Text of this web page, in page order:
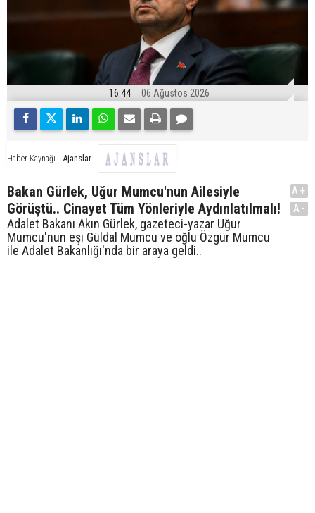
16:44 06 Ağustos 2026
Haber Kaynağı Ajanslar
Bakan Gürlek, Uğur Mumcu'nun Ailesiyle
Görüştü.. Cinayet Tüm Yönleriyle Aydınlatılmalı!
Adalet Bakanı Akın Gürlek, gazeteci-yazar Uğur
Mumcu'nun eşi Güldal Mumcu ve oğlu Özgür Mumcu
ile Adalet Bakanlığı'nda bir araya geldi..
A+
A-